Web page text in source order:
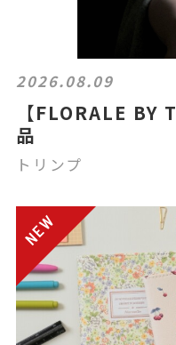
2026.08.09
【FLORALE
品
トリンプ